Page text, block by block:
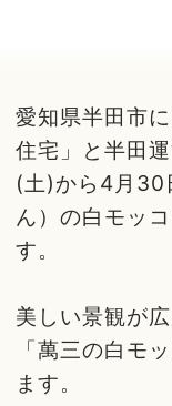
愛知県半田市
住宅」と半田
(土)から4月30
ん）の白モッ
す。
美しい景観が
「萬三の白モ
ます。